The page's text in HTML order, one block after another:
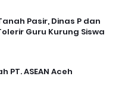
Pasir, Dinas P dan
Guru Kurung Siswa
PT. ASEAN Aceh